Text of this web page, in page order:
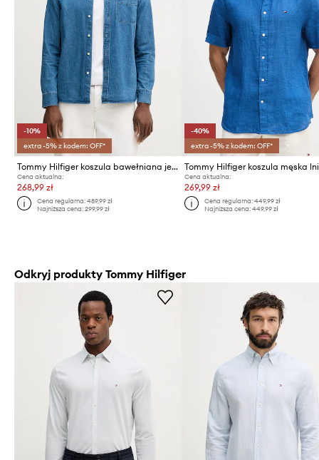
-10%
extra -5% z kodem: OFF*
Tommy Hilfiger koszula bawełniana jeansowa
Cena aktualna:
268,99 zł
Cena regularna:489,99 zł
Najniższa cena:299,99 zł
-40%
extra -5% z kodem: OFF*
Tommy Hilfiger koszula męska
Cena aktualna:
269,99 zł
Cena regularna: 449,99 zł
Najniższa cena: 449,99 zł
Odkryj produkty Tommy Hilfiger